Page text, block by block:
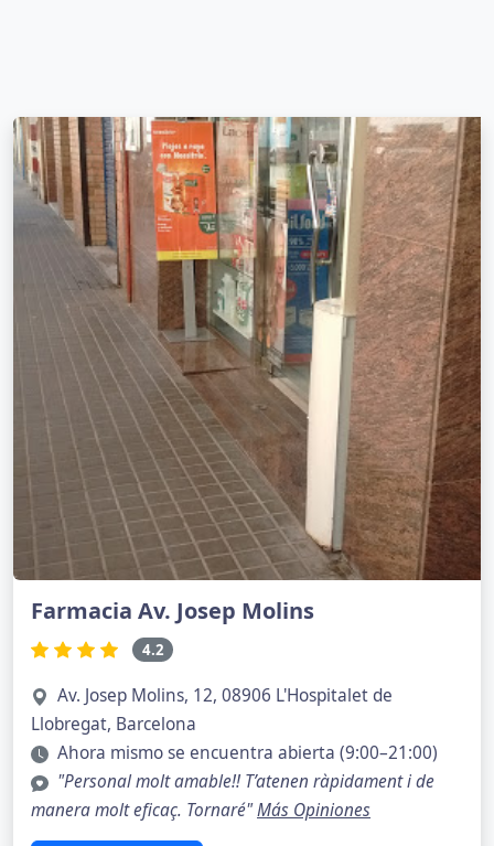
Farmacia Av. Josep Molins
4.2
Av. Josep Molins, 12, 08906 L'Hospitalet de
Llobregat, Barcelona
Ahora mismo se encuentra abierta (9:00–21:00)
"Personal molt amable!! T’atenen ràpidament i de
manera molt eficaç. Tornaré"Más Opiniones